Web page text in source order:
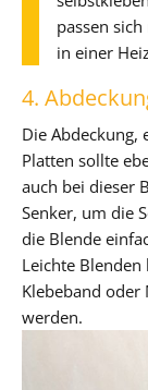
passen
in einer
4.
Die Abdeckung,
Platten sollte
auch bei dieser
Senker, um die
die Blende
Leichte
Klebeband
werden.